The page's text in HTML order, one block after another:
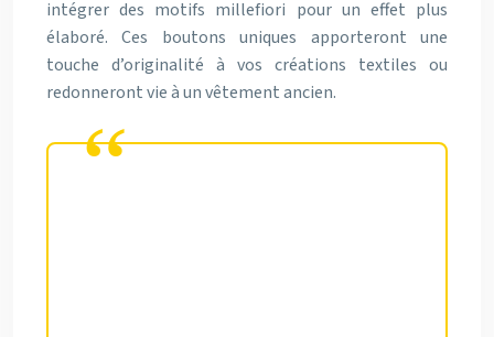
intégrer des motifs millefiori pour un effet plus
élaboré. Ces boutons uniques apporteront une
touche d’originalité à vos créations textiles ou
redonneront vie à un vêtement ancien.